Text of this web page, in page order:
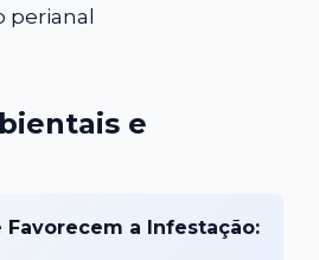
perianal
e
Favorecem a Infestação: